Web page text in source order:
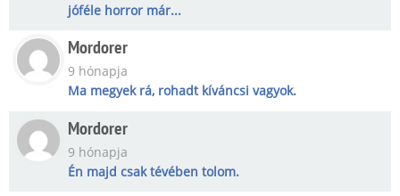
jóféle horror már...
Mordorer
9 hónapja
Ma megyek rá, rohadt kíváncsi vagyok.
Mordorer
9 hónapja
Én majd csak tévében tolom.